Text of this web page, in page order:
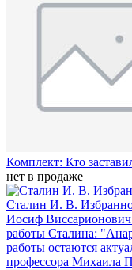
Комплект: Кто
нет в продаже
Сталин И. В.
Иосиф Виссарионович
работы Сталина:
работы остаются
профессора Михаила